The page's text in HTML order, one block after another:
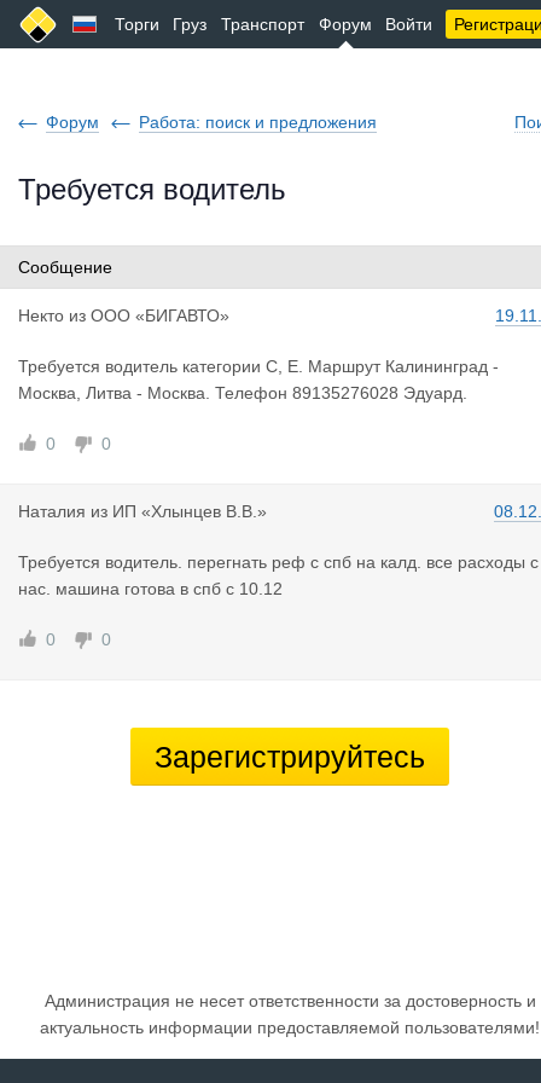
Торги Груз Транспорт Форум Войти
Форум Работа: поиск и предложения
Требуется водитель
Сообщение
Некто из ООО «БИГАВТО»
Требуется водитель категории С, Е. Маршрут Калининград -
Москва, Литва - Москва. Телефон 89135276028 Эдуард.
0 0
Наталия из ИП «Хлынцев В.В.»
Требуется водитель. перегнать реф с спб на калд. все расходы с
нас. машина готова в спб с 10.12
0 0
Зарегистрируйтесь
Администрация не несет ответственности за достоверность и
актуальность информации предоставляемой пользователями!